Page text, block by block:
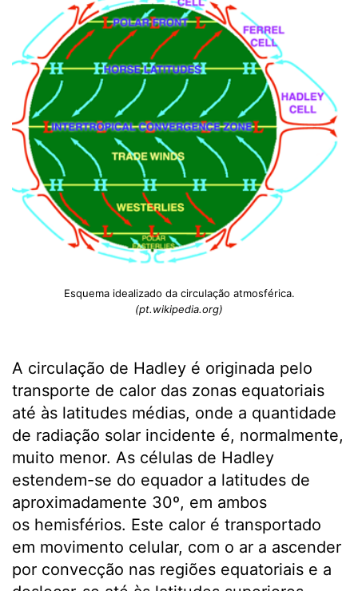
Esquema idealizado da circulação atmosférica.
(pt.wikipedia.org)
A circulação de Hadley é originada pelo
transporte de calor das zonas equatoriais
até às latitudes médias, onde a quantidade
de radiação solar incidente é, normalmente,
muito menor. As células de Hadley
estendem-se do equador a latitudes de
aproximadamente 30º, em ambos
os hemisférios. Este calor é transportado
em movimento celular, com o ar a ascender
por convecção nas regiões equatoriais e a